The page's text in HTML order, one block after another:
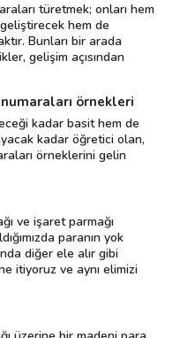
türetmek; onları hem
hem de
Bunları bir arada
gelişim açısından
örnekleri
kadar basit hem de
kadar öğretici olan,
örneklerini gelin
ve işaret parmağı
paranın yok
diğer ele alır gibi
itiyoruz ve aynı elimizi